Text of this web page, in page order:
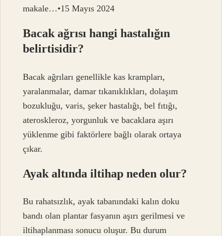
makale…•15 Mayıs 2024
Bacak ağrısı hangi hastalığın
belirtisidir?
Bacak ağrıları genellikle kas krampları,
yaralanmalar, damar tıkanıklıkları, dolaşım
bozukluğu, varis, şeker hastalığı, bel fıtığı,
ateroskleroz, yorgunluk ve bacaklara aşırı
yüklenme gibi faktörlere bağlı olarak ortaya
çıkar.
Ayak altında iltihap neden olur?
Bu rahatsızlık, ayak tabanındaki kalın doku
bandı olan plantar fasyanın aşırı gerilmesi ve
iltihaplanması sonucu oluşur. Bu durum